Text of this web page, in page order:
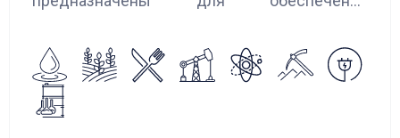
колебаний потока жидкости, возникающих в
гидравлических системах.